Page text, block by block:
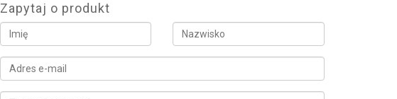
Zapytaj o produkt